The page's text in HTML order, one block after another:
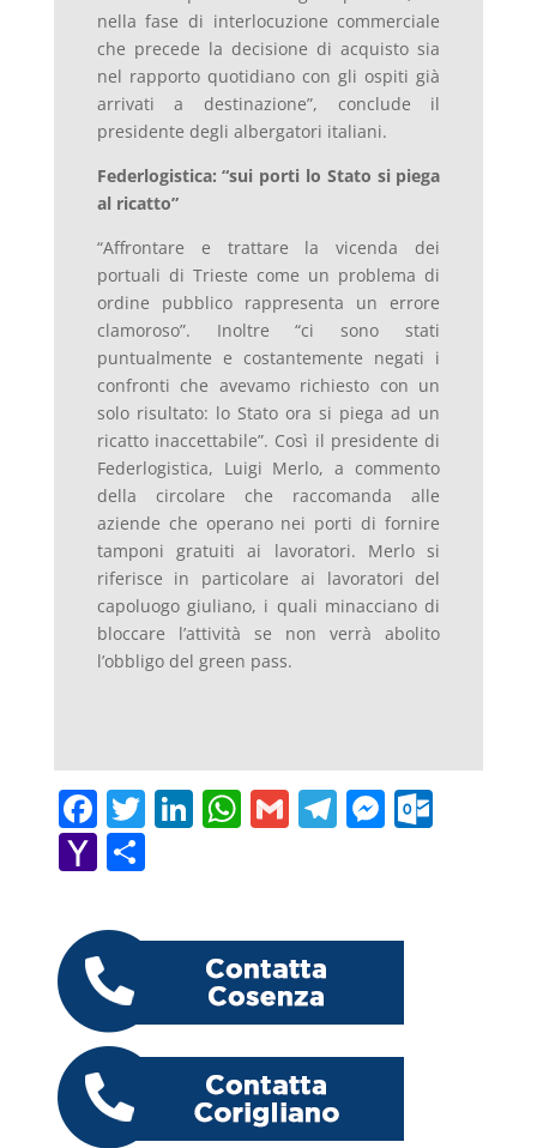
nella fase di interlocuzione commerciale
che precede la decisione di acquisto sia
nel rapporto quotidiano con gli ospiti già
arrivati a destinazione”, conclude il
presidente degli albergatori italiani.
Federlogistica: “sui porti lo Stato si piega
al ricatto”
“Affrontare e trattare la vicenda dei
portuali di Trieste come un problema di
ordine pubblico rappresenta un errore
clamoroso”. Inoltre “ci sono stati
puntualmente e costantemente negati i
confronti che avevamo richiesto con un
solo risultato: lo Stato ora si piega ad un
ricatto inaccettabile”. Così il presidente di
Federlogistica, Luigi Merlo, a commento
della circolare che raccomanda alle
aziende che operano nei porti di fornire
tamponi gratuiti ai lavoratori. Merlo si
riferisce in particolare ai lavoratori del
capoluogo giuliano, i quali minacciano di
bloccare l’attività se non verrà abolito
l’obbligo del green pass.
F
a
c
e
b
o
o
k
T
w
itt
Li
dI
n
W
A
p
p
G T M
er
O
Y
h
o
o
M
ai
l
C
n
di